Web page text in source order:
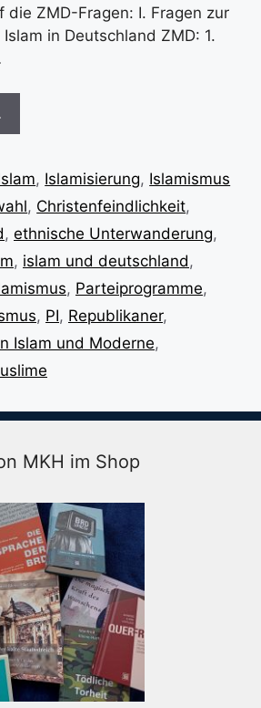
die ZMD-Fragen: I. Fragen zur
in Deutschland ZMD: 1.
, Islamisierung, Islamismus
, Christenfeindlichkeit,
, ethnische Unterwanderung,
, islam und deutschland,
, Parteiprogramme,
, PI, Republikaner,
Islam und Moderne,
MKH im Shop